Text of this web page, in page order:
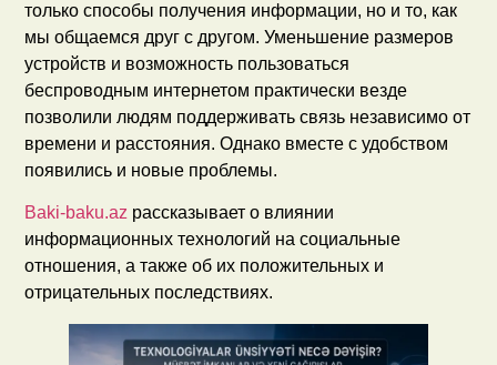
только способы получения информации, но и то, как
мы общаемся друг с другом. Уменьшение размеров
устройств и возможность пользоваться
беспроводным интернетом практически везде
позволили людям поддерживать связь независимо от
времени и расстояния. Однако вместе с удобством
появились и новые проблемы.
Baki-baku.az рассказывает о влиянии
информационных технологий на социальные
отношения, а также об их положительных и
отрицательных последствиях.